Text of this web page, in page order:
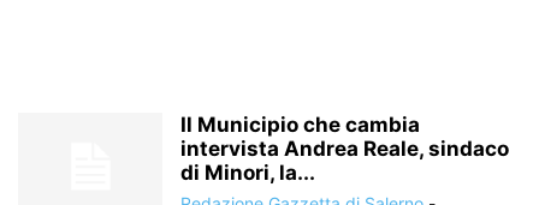
Il Municipio che cambia
intervista Andrea Reale, sindaco
di Minori, la...